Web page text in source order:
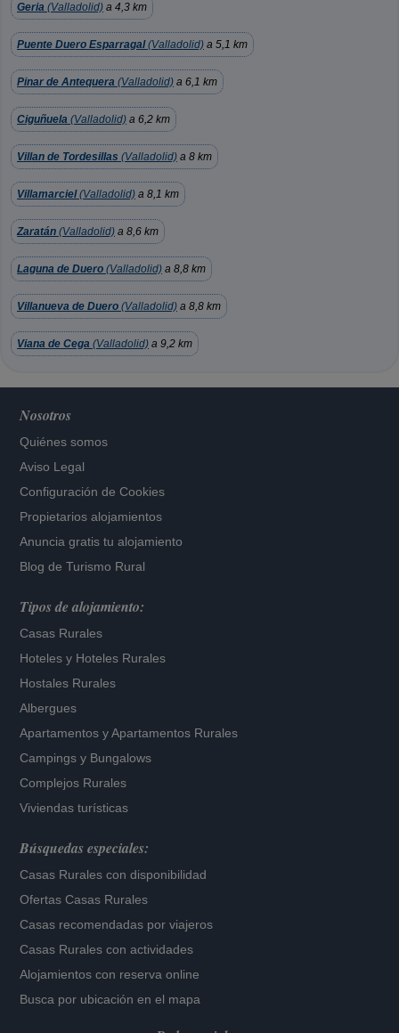
Geria (Valladolid) a 4,3 km
Puente Duero Esparragal(Valladolid) a 5,1 km
Pinar de Antequera (Valladolid) a 6,1 km
Ciguñuela (Valladolid) a 6,2 km
Villan de Tordesillas (Valladolid) a 8 km
Villamarciel(Valladolid) a 8,1 km
Zaratán (Valladolid) a 8,6 km
Laguna de Duero (Valladolid) a 8,8 km
Villanueva de Duero (Valladolid) a 8,8 km
Viana de Cega (Valladolid) a 9,2 km
Nosotros
Quiénes somos
Aviso Legal
Configuración de Cookies
Propietarios alojamientos
Anuncia gratis tu alojamiento
Blog de Turismo Rural
Tipos de alojamiento:
Casas Rurales
Hoteles y Hoteles Rurales
Hostales Rurales
Albergues
Apartamentos yApartamentos Rurales
Campings y Bungalows
Complejos Rurales
Viviendas turísticas
Búsquedas especiales:
Casas Rurales con disponibilidad
Ofertas Casas Rurales
Casas recomendadas por viajeros
Casas Rurales con actividades
Alojamientos con reserva online
Busca por ubicación en el mapa